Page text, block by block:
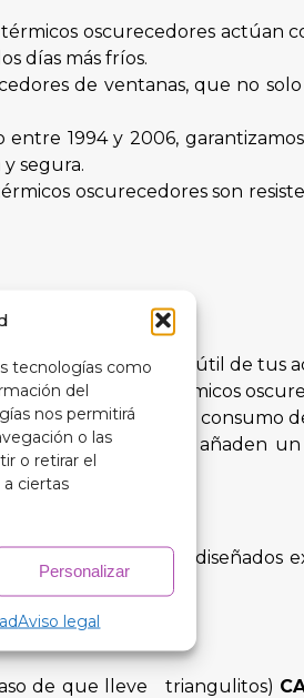
tecnologías como
del
nos permitirá
o las
o retirar el
ciertas
Personalizar
Aviso legal
oscurecedores actúan
días más fríos.
de ventanas, que no
1994 y 2006,
segura.
oscurecedores son
y prolongar la vida útil de tus
tus aislantes térmicos
traduce en un menor consumo
oscurecedores añaden
de 9 capas diseñados
de que lleve triangulitos)